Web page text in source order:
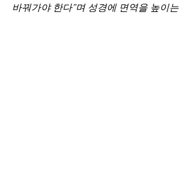
바꿔가야 한다”며 성경에 면역을 높이는